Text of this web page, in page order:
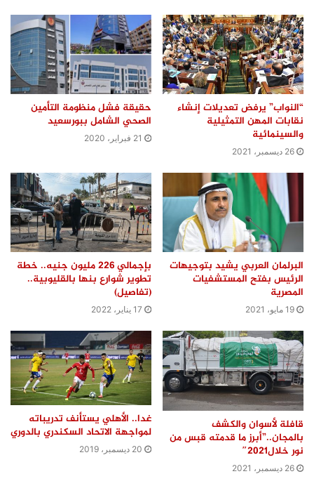
“النواب” يرفض تعديلات إنشاء
نقابات المهن التمثيلية
والسينمائية
26 ديسمبر، 2021
حقيقة فشل منظومة التأمين
الصحي الشامل ببورسعيد
21 فبراير، 2020
البرلمان العربي يشيد بتوجيهات
الرئيس بفتح المستشفيات
المصرية
19 مايو، 2021
بإجمالي 226 مليون جنيه.. خطة
تطوير شوارع بنها بالقليوبية..
(تفاصيل)
17 يناير، 2022
قافلة لأسوان والكشف
بالمجان..”أبرز ما قدمته قبس من
نور خلال2021″
26 ديسمبر، 2021
غدا.. الأهلي يستأنف تدريباته
لمواجهة الاتحاد السكندري بالدوري
20 ديسمبر، 2019